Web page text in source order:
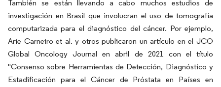
También se están llevando a cabo muchos estudios de
investigación en Brasil que involucran el uso de tomografía
computarizada para el diagnóstico del cáncer. Por ejemplo,
Arie Carneiro et al. y otros publicaron un artículo en el JCO
Global Oncology Journal en abril de 2021 con el título
"Consenso sobre Herramientas de Detección, Diagnóstico y
Estadificación para el Cáncer de Próstata en Países en